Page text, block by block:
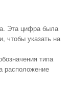
Эта цифра была
чтобы указать на
типа
расположение